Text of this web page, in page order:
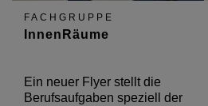
FACHGRUPPE
InnenRäume
Ein neuer Flyer stellt die
Berufsaufgaben speziell der